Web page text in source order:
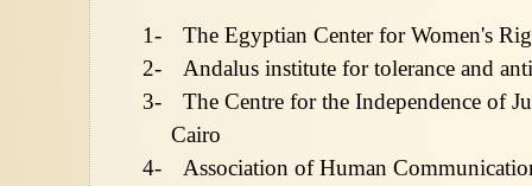
1-
The Egyptian Center for Women's
2-
Andalus institute for tolerance and
3-
The Centre for the Independence of
Cairo
4-
Association of Human